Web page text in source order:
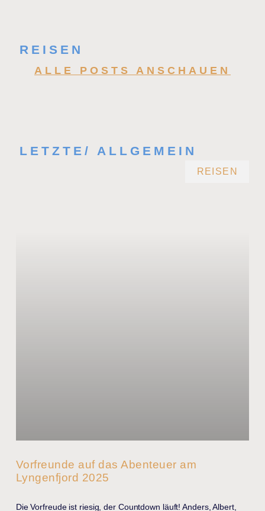
REISEN
ALLE POSTS ANSCHAUEN
LETZTE/ ALLGEMEIN
REISEN
Vorfreunde auf das Abenteuer am
Lyngenfjord 2025
Die Vorfreude ist riesig, der Countdown läuft! Anders, Albert,